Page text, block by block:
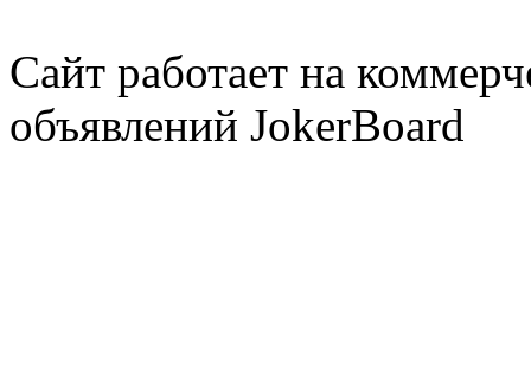
Сайт работает на
объявлений JokerBoard